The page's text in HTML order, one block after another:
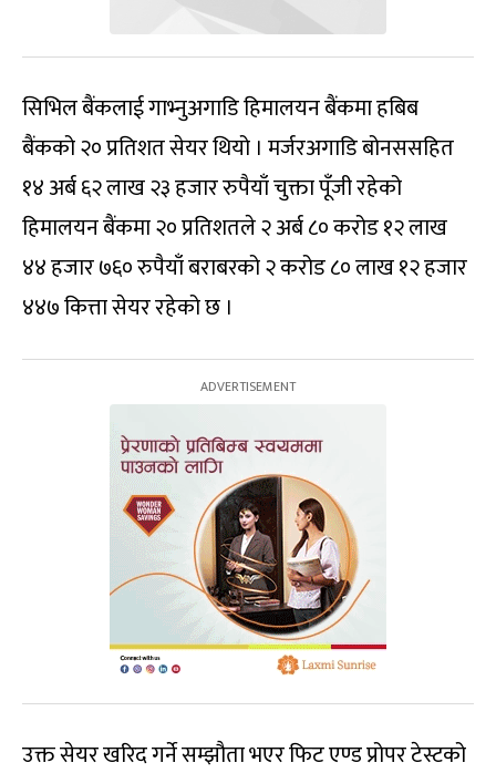
सिभिल बैंकलाई गाभ्नुअगाडि हिमालयन बैंकमा हबिब
बैंकको २० प्रतिशत सेयर थियो । मर्जरअगाडि बोनससहित
१४ अर्ब ६२ लाख २३ हजार रुपैयाँ चुक्ता पूँजी रहेको
हिमालयन बैंकमा २० प्रतिशतले २ अर्ब ८० करोड १२ लाख
४४ हजार ७६० रुपैयाँ बराबरको २ करोड ८० लाख १२ हजार
४४७ कित्ता सेयर रहेको छ ।
उक्त सेयर खरिद गर्ने सम्झौता भएर फिट एण्ड प्रोपर टेस्टको